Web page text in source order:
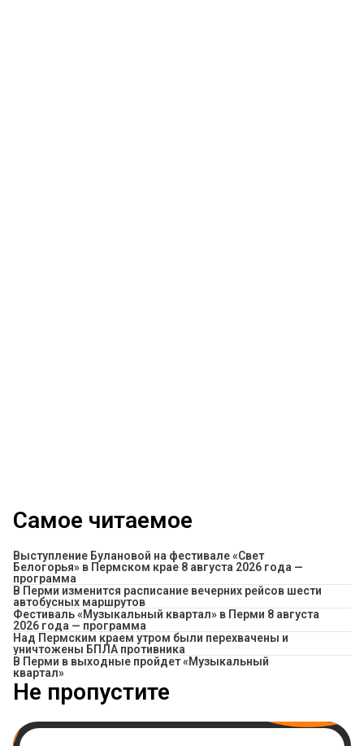
Самое читаемое
Выступление Булановой на фестивале «Свет
Белогорья» в Пермском крае 8 августа 2026 года —
программа
​В Перми изменится расписание вечерних рейсов шести
автобусных маршрутов
Фестиваль «Музыкальный квартал» в Перми 8 августа
2026 года — программа
Над Пермским краем утром были перехвачены и
уничтожены БПЛА противника
В Перми в выходные пройдет «Музыкальный
квартал»
Не пропустите